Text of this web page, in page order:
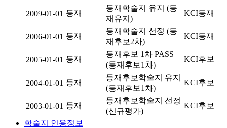
2009-01-01 등재
등재학술지 유지 (등
재유지)
KCI등재
2006-01-01 등재
등재학술지 선정 (등
재후보2차)
KCI등재
2005-01-01 등재
등재후보 1차 PASS
(등재후보1차)
KCI후보
2004-01-01 등재
등재후보학술지 유지
(등재후보1차)
KCI후보
2003-01-01 등재
등재후보학술지 선정
(신규평가)
KCI후보
학술지 인용정보